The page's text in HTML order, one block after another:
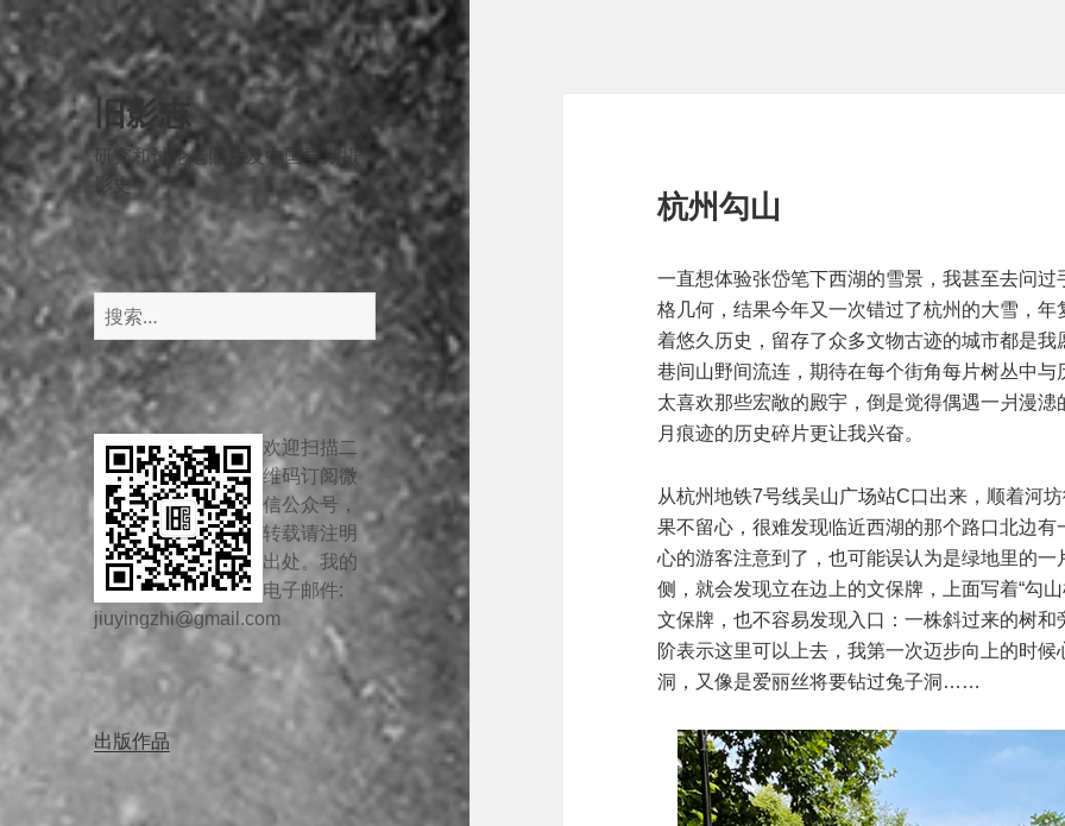
旧影志
研究和讨论老照片及中国早期摄
影史
搜
欢迎扫描二
维码订阅微
信公众号，
转载请注明
出处。我的
电子邮件:
jiuyingzhi@gmail.com
出版作品
杭州勾山
一直想体验张岱笔下西湖的雪景，我甚至去问
格几何，结果今年又一次错过了杭州的大雪，
着悠久历史，留存了众多文物古迹的城市都是
巷间山野间流连，期待在每个街角每片树丛中
太喜欢那些宏敞的殿宇，倒是觉得偶遇一爿漫
月痕迹的历史碎片更让我兴奋。
从杭州地铁7号线吴山广场站C口出来，顺着河
果不留心，很难发现临近西湖的那个路口北边
心的游客注意到了，也可能误认为是绿地里的
侧，就会发现立在边上的文保牌，上面写着“勾
文保牌，也不容易发现入口：一株斜过来的树
阶表示这里可以上去，我第一次迈步向上的时
洞，又像是爱丽丝将要钻过兔子洞……